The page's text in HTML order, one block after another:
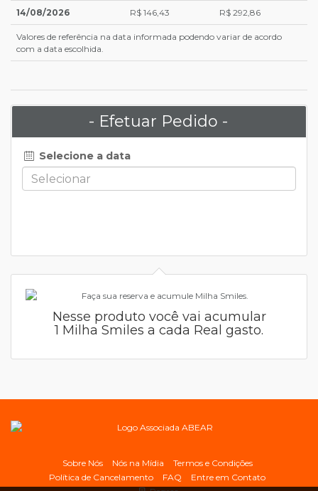
14/08/2026 R$ 146,43 R$ 292,86
Valores de referência na data informada podendo variar de acordo
com a data escolhida.
- Efetuar Pedido -
Selecione a data
Nesse produto você vai acumular
1 Milha Smiles a cada Real gasto.
Sobre Nós Nós na Mídia
Termos e Condições
Política de Cancelamento
FAQ
Entre em Contato